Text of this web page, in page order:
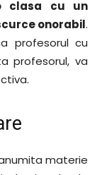
clasa cu un
onorabil.
profesorul cu
profesorul, va
materie